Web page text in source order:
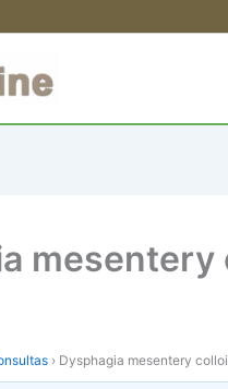
› Dysphagia mesentery